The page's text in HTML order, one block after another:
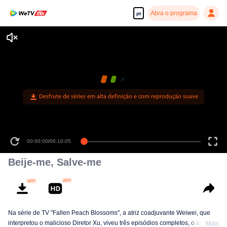
pt Abra o programa
Desfrute de séries em alta definição e com reprodução suave
00:00:00/00:10:05
Beije-me, Salve-me
Na série de TV "Fallen Peach Blossoms", a atriz coadjuvante Weiwei, que
interpretou o malicioso Diretor Xu, viveu três episódios completos, o auge de
Mais